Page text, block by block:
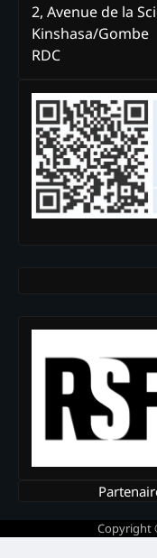
2, Avenue de la
Kinshasa/Gombe
RDC
Copyright